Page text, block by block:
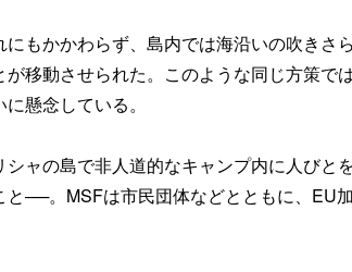
にもかかわらず、島内では海沿いの吹きさ
が移動させられた。このような同じ方策で
に懸念している。
シャの島で非人道的なキャンプ内に人びと
と──。MSFは市民団体などとともに、EU